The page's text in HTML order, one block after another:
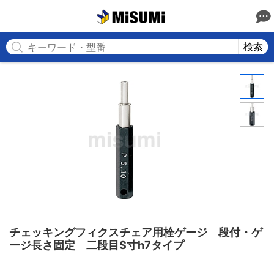
検索
チェッキングフィクスチェア用栓ゲージ　段付・ゲ
ージ長さ固定　二段目S寸h7タイプ